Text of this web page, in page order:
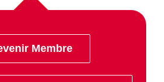
Membre